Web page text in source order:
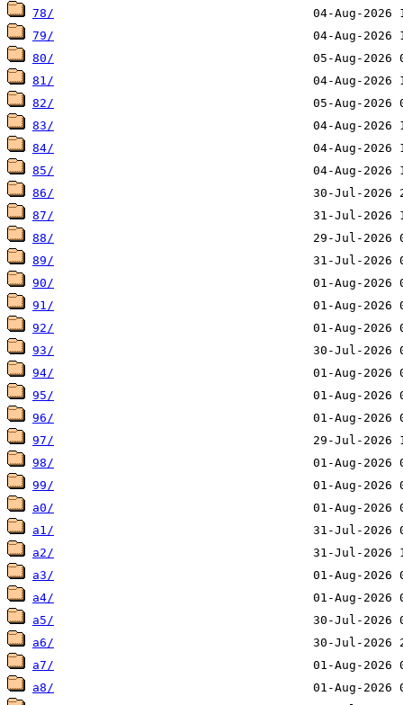
78/
79/
80/
81/
82/
83/
84/
85/
86/
87/
88/
89/
90/
91/
92/
93/
94/
95/
96/
97/
98/
99/
a0/
a1/
a2/
a3/
a4/
a5/
a6/
a7/
a8/